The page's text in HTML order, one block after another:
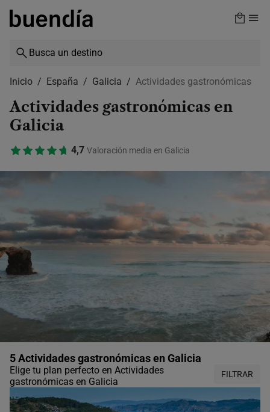
Skip
content
Inicio España Galicia Actividades gastronómicas
Actividades gastronómicas en
Galicia
4,7 Valoración media en Galicia
5 Actividades gastronómicas en Galicia
Elige tu plan perfecto en Actividades
gastronómicas en Galicia
FILTRAR